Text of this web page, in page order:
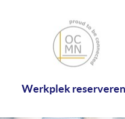
Werkplek reserveren